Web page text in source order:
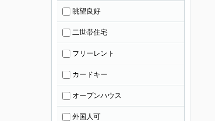
眺望良好
二世帯住宅
フリーレント
カードキー
オープンハウス
外国人可